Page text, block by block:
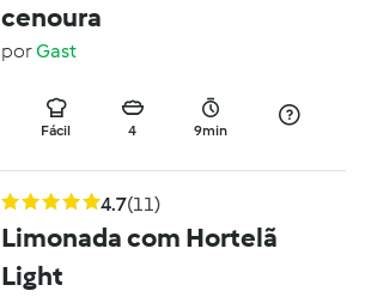
cenoura
porGast
Fácil 4 9min
4.7(11)
Limonada com Hortelã
Light